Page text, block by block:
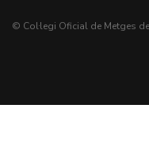
© Col·legi Oficial de Metges